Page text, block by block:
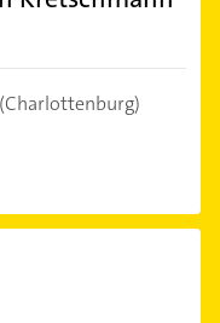
(Charlottenburg)